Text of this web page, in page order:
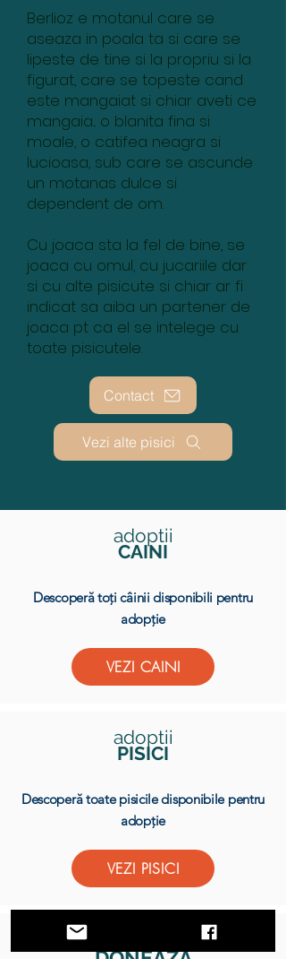
Berlioz e motanul care se
aseaza in poala ta si care se
lipeste de tine si la propriu si la
figurat, care se topeste cand
este mangaiat si chiar aveti ce
mangaia... o blanita fina si
moale, o catifea neagra si
lucioasa, sub care se ascunde
un motanas dulce si
dependent de om.
Cu joaca sta la fel de bine, se
joaca cu omul, cu jucariile dar
si cu alte pisicute si chiar ar fi
indicat sa aiba un partener de
joaca pt ca el se intelege cu
toate pisicutele.
Contact
Vezi alte pisici
adoptii
CAINI
Descoperă toți câinii disponibili pentru
adopție
VEZI CAINI
adoptii
PISICI
Descoperă toate pisicile disponibile pentru
adopție
VEZI PISICI